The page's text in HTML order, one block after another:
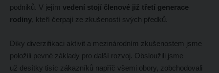
podniků. V jejím vedení stojí členové již třetí generace
rodiny, kteří čerpají ze zkušeností svých předků.
Díky diverzifikaci aktivit a mezinárodním zkušenostem jsme
položili pevné základy pro další rozvoj. Obsloužili jsme
už desítky tisíc zákazníků napříč všemi obory, zobchodovali